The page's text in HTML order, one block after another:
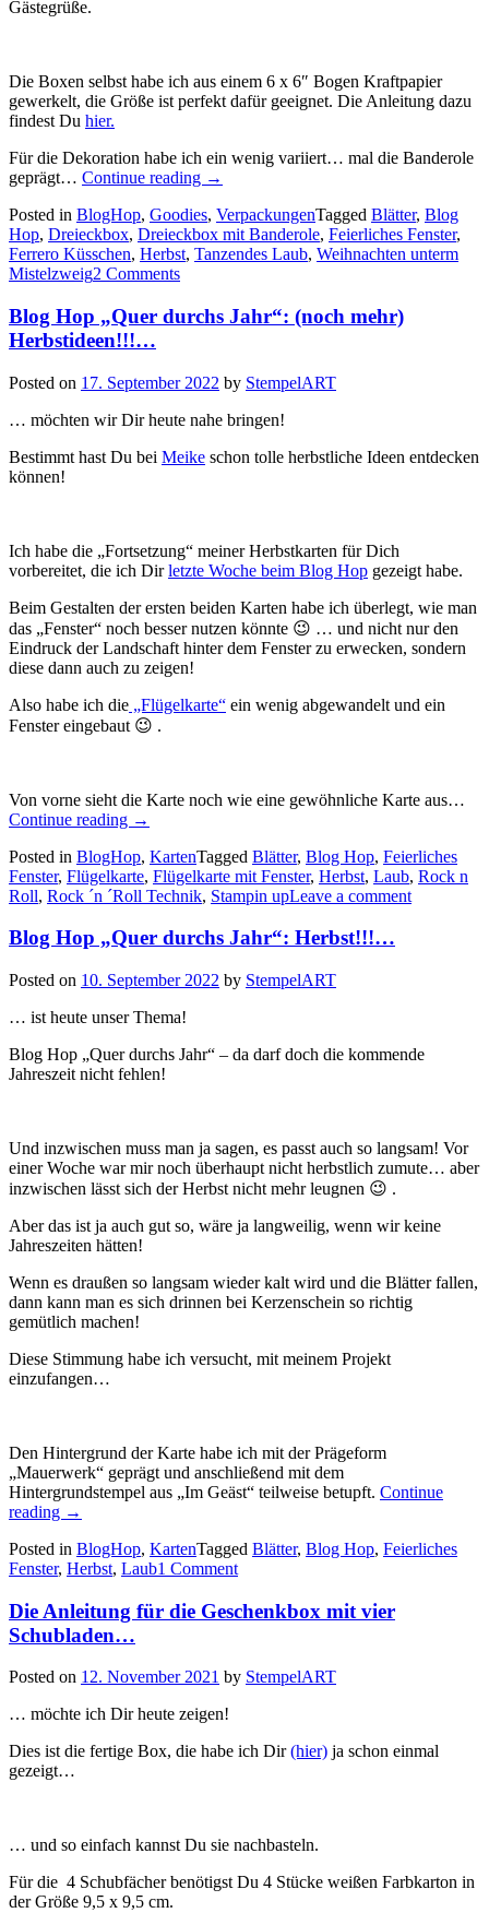
Gästegrüße.
Die Boxen selbst habe ich aus einem 6 x 6″ Bogen Kraftpapier
gewerkelt, die Größe ist perfekt dafür geeignet. Die Anleitung dazu
findest Du hier.
Für die Dekoration habe ich ein wenig variiert… mal die Banderole
geprägt… Continue reading „Blog
„Quer
durchs
Jahr“
paar
→
Posted in BlogHop, Goodies, VerpackungenTagged Blätter, Blog
Hop, Dreieckbox, Dreieckbox mit Banderole, Feierliches Fenster,
Ferrero Küsschen, Herbst, Tanzendes Laub, Weihnachten unterm
Mistelzweig2 Comments
Blog Hop „Quer durchs Jahr“: (noch mehr)
Herbstideen!!!…
Posted on 17. September 2022 by StempelART
… möchten wir Dir heute nahe bringen!
Bestimmt hast Du bei Meike schon tolle herbstliche Ideen entdecken
können!
Ich habe die „Fortsetzung“ meiner Herbstkarten für Dich
vorbereitet, die ich Dirletzte Woche beim Blog Hop gezeigt habe.
Beim Gestalten der ersten beiden Karten habe ich überlegt, wie man
das „Fenster“ noch besser nutzen könnte 😉 … und nicht nur den
Eindruck der Landschaft hinter dem Fenster zu erwecken, sondern
diese dann auch zu zeigen!
Also habe ich die „Flügelkarte“ ein wenig abgewandelt und ein
Fenster eingebaut 😉 .
Von vorne sieht die Karte noch wie eine gewöhnliche Karte aus…
Continue reading „Blog
„Quer
durchs
Jahr“:
mehr)
→
Posted in BlogHop, KartenTagged Blätter, Blog Hop, Feierliches
Fenster, Flügelkarte, Flügelkarte mit Fenster, Herbst, Laub, Rock n
Roll, Rock ´n ´Roll Technik, Stampin upLeave a comment
Blog Hop „Quer durchs Jahr“: Herbst!!!…
Posted on 10. September 2022 by StempelART
… ist heute unser Thema!
Blog Hop „Quer durchs Jahr“ – da darf doch die kommende
Jahreszeit nicht fehlen!
Und inzwischen muss man ja sagen, es passt auch so langsam! Vor
einer Woche war mir noch überhaupt nicht herbstlich zumute… aber
inzwischen lässt sich der Herbst nicht mehr leugnen 😉 .
Aber das ist ja auch gut so, wäre ja langweilig, wenn wir keine
Jahreszeiten hätten!
Wenn es draußen so langsam wieder kalt wird und die Blätter fallen,
dann kann man es sich drinnen bei Kerzenschein so richtig
gemütlich machen!
Diese Stimmung habe ich versucht, mit meinem Projekt
einzufangen…
Den Hintergrund der Karte habe ich mit der Prägeform
„Mauerwerk“ geprägt und anschließend mit dem
Hintergrundstempel aus „Im Geäst“ teilweise betupft. Continue
reading „Blog
„Quer
durchs
Herbst!!!…“
→
Posted in BlogHop, KartenTagged Blätter, Blog Hop, Feierliches
Fenster, Herbst, Laub1 Comment
Die Anleitung für die Geschenkbox mit vier
Schubladen…
Posted on 12. November 2021 by StempelART
… möchte ich Dir heute zeigen!
Dies ist die fertige Box, die habe ich Dir(hier) ja schon einmal
gezeigt…
… und so einfach kannst Du sie nachbasteln.
Für die 4 Schubfächer benötigst Du 4 Stücke weißen Farbkarton in
der Größe 9,5 x 9,5 cm.